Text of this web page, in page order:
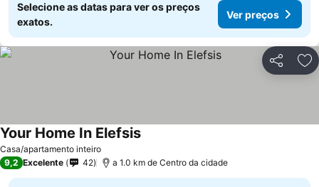
Selecione as datas para ver os preços
exatos.
Ver preços
Partilhar
Casa/apartamento inteiro
Your Home In ElefsisVer preços
9,2 Excelente 42 a 1.0 km de Centro da cidade